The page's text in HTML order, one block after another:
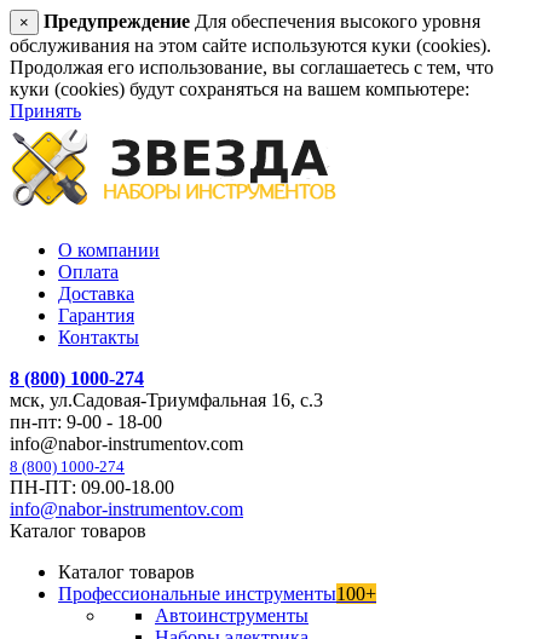
× Предупреждение Для обеспечения высокого уровня
обслуживания на этом сайте используются куки (cookies).
Продолжая его использование, вы соглашаетесь с тем, что
куки (cookies) будут сохраняться на вашем компьютере:
Принять
О компании
Оплата
Доставка
Гарантия
Контакты
8 (800) 1000-274
мск, ул.Садовая-Триумфальная 16, с.3
пн-пт: 9-00 - 18-00
info@nabor-instrumentov.com
8 (800) 1000-274
ПН-ПТ: 09.00-18.00
info@nabor-instrumentov.com
Каталог товаров
Каталог товаров
Профессиональные инструменты100+
Автоинструменты